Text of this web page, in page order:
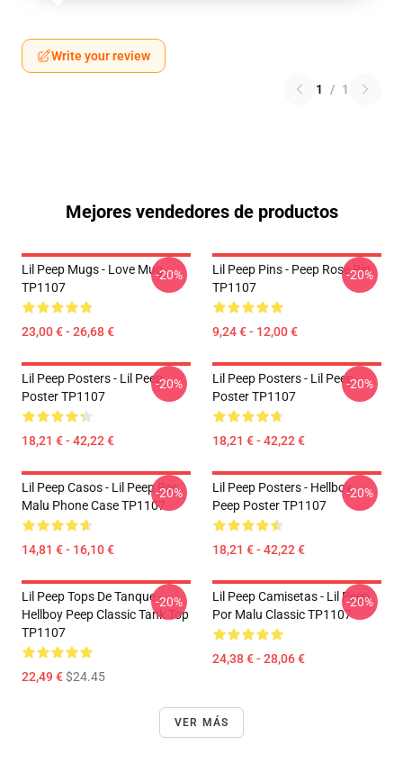
Write your review
1 / 1
Mejores vendedores de productos
Lil Peep Mugs - Love Mug
TP1107
23,00 € - 26,68 €
-20%
Lil Peep Pins - Peep Rose Pin
TP1107
9,24 € - 12,00 €
-20%
Lil Peep Posters - Lil Peep
Poster TP1107
18,21 € - 42,22 €
-20%
Lil Peep Posters - Lil Peep
Poster TP1107
18,21 € - 42,22 €
-20%
Lil Peep Casos - Lil Peep Por
Malu Phone Case TP1107
14,81 € - 16,10 €
-20%
Lil Peep Posters - Hellboy
Peep Poster TP1107
18,21 € - 42,22 €
-20%
Lil Peep Tops De Tanque -
Hellboy Peep Classic Tank Top
TP1107
22,49 €$24.45
-20%
Lil Peep Camisetas - Lil Peep
Por Malu Classic TP1107
24,38 € - 28,06 €
-20%
VER MÁS